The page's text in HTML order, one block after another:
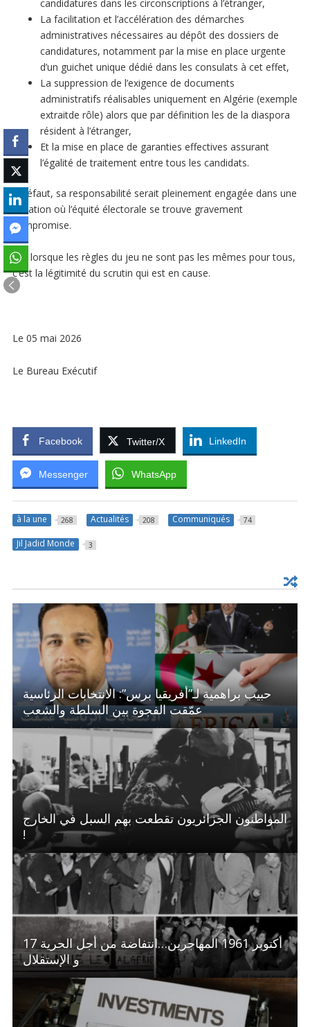
candidatures dans les circonscriptions à l’étranger,
La facilitation et l’accélération des démarches
administratives nécessaires au dépôt des dossiers de
candidatures, notamment par la mise en place urgente
d’un guichet unique dédié dans les consulats à cet effet,
La suppression de l’exigence de documents
administratifs réalisables uniquement en Algérie (exemple
extraitde rôle) alors que par définition les de la diaspora
résident à l’étranger,
Et la mise en place de garanties effectives assurant
l’égalité de traitement entre tous les candidats.
À défaut, sa responsabilité serait pleinement engagée dans une
situation où l’équité électorale se trouve gravement
compromise.
Car lorsque les règles du jeu ne sont pas les mêmes pour tous,
c’est la légitimité du scrutin qui est en cause.
Le 05 mai 2026
Le Bureau Exécutif
Facebook Twitter/X LinkedIn
Messenger WhatsApp
à la une 268 Actualités 208 Communiqués 74
Jil Jadid Monde 3
حبيب براهمية لـ”أفريقيا برس”: الانتخابات الرئاسية
عمّقت الفجوة بين السلطة والشعب
المواطنون الجزائريون تقطعت بهم السبل في الخارج
!
17 أكتوبر 1961 المهاجرين…انتفاضة من أجل الحرية
و الإستقلال